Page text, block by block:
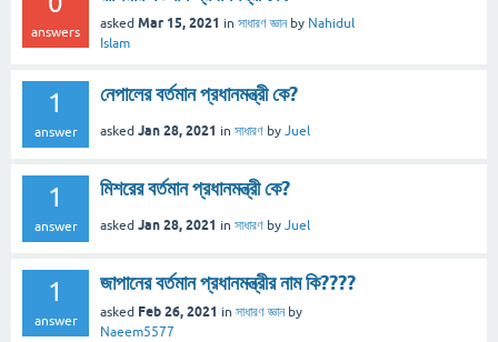
answers
asked Mar 15, 2021 in সাধারণ জ্ঞান by Nahidul
Islam
1
answer
নেপালের বর্তমান প্রধানমন্ত্রী কে?
asked Jan 28, 2021 in সাধারণ by Juel
1
answer
মিশরের বর্তমান প্রধানমন্ত্রী কে?
asked Jan 28, 2021 in সাধারণ by Juel
1
answer
জাপানের বর্তমান প্রধানমন্ত্রীর নাম কি????
asked Feb 26, 2021 in সাধারণ জ্ঞান by
Naeem5577